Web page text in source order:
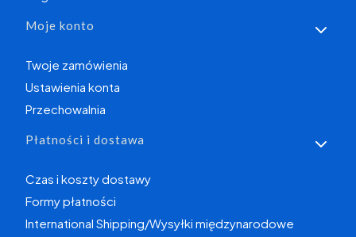
Moje konto
Twoje zamówienia
Ustawienia konta
Przechowalnia
Płatności i dostawa
Czas i koszty dostawy
Formy płatności
International Shipping/Wysyłki międzynarodowe